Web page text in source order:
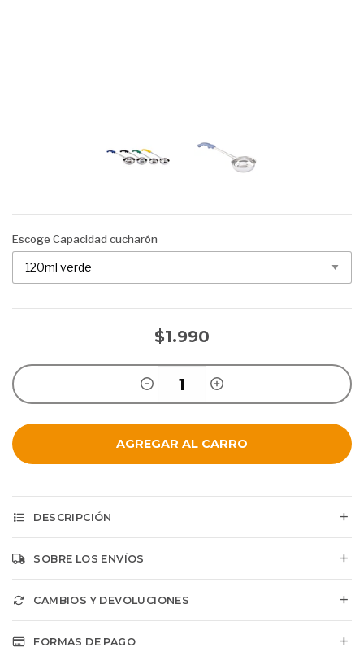
Escoge Capacidad cucharón
$1.990
AGREGAR AL CARRO
DESCRIPCIÓN
SOBRE LOS ENVÍOS
CAMBIOS Y DEVOLUCIONES
FORMAS DE PAGO